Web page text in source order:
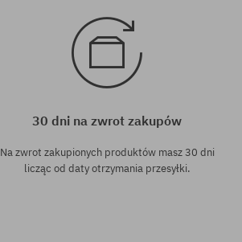
30 dni na zwrot zakupów
Na zwrot zakupionych produktów masz 30 dni
licząc od daty otrzymania przesyłki.